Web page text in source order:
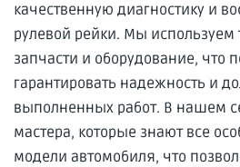
качественную диагностику и
рулевой рейки. Мы используем
запчасти и оборудование, что
гарантировать надежность и
выполненных работ. В нашем
мастера, которые знают все
модели автомобиля, что